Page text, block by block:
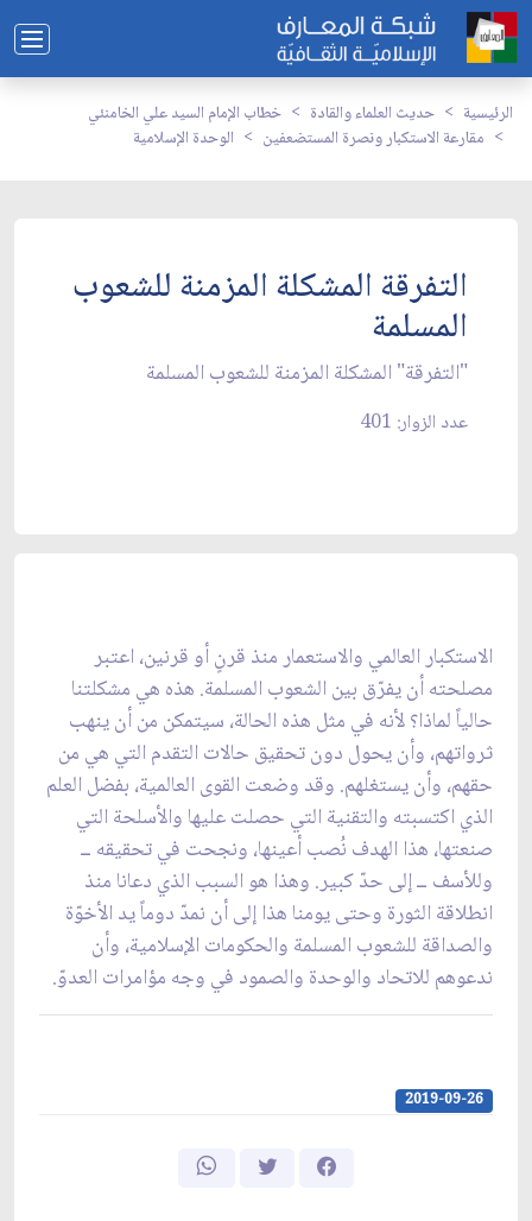
الرئيسية حديث العلماء والقادة
خطاب الإمام السيد علي الخامنئي
مقارعة الاستكبار ونصرة المستضعفين
الوحدة الإسلامية
التفرقة المشكلة المزمنة للشعوب
المسلمة
"التفرقة" المشكلة المزمنة للشعوب المسلمة
عدد الزوار: 401
الاستكبار العالمي والاستعمار منذ قرنٍ أو قرنين، اعتبر
مصلحته أن يفرّق بين الشعوب المسلمة. هذه هي مشكلتنا
حالياً لماذا؟ لأنه في مثل هذه الحالة، سيتمكن من أن ينهب
ثرواتهم، وأن يحول دون تحقيق حالات التقدم التي هي من
حقهم، وأن يستغلهم. وقد وضعت القوى العالمية، بفضل العلم
الذي اكتسبته والتقنية التي حصلت عليها والأسلحة التي
صنعتها، هذا الهدف نُصب أعينها، ونجحت في تحقيقه ــ
وللأسف ــ إلى حدّ كبير. وهذا هو السبب الذي دعانا منذ
انطلاقة الثورة وحتى يومنا هذا إلى أن نمدّ دوماً يد الأخوّة
والصداقة للشعوب المسلمة والحكومات الإسلامية، وأن
ندعوهم للاتحاد والوحدة والصمود في وجه مؤامرات العدوّ.
2019-09-26